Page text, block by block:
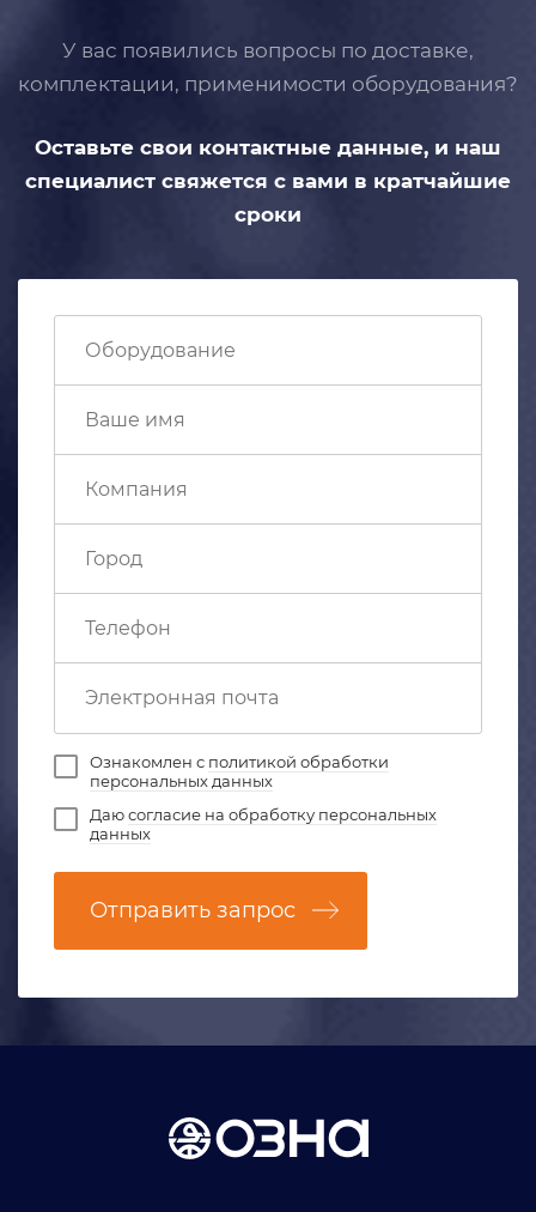
У вас появились вопросы по доставке,
комплектации, применимости оборудования?
Оставьте свои контактные данные, и наш
специалист свяжется с вами в кратчайшие
сроки
Ознакомлен с политикой обработки
персональных данных
Даюсогласие на обработку персональных
данных
Отправить запрос